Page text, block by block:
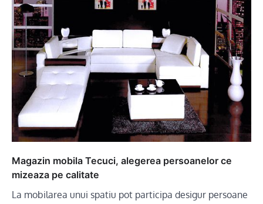
Magazin mobila Tecuci, alegerea persoanelor ce
mizeaza pe calitate
La mobilarea unui spatiu pot participa desigur persoane